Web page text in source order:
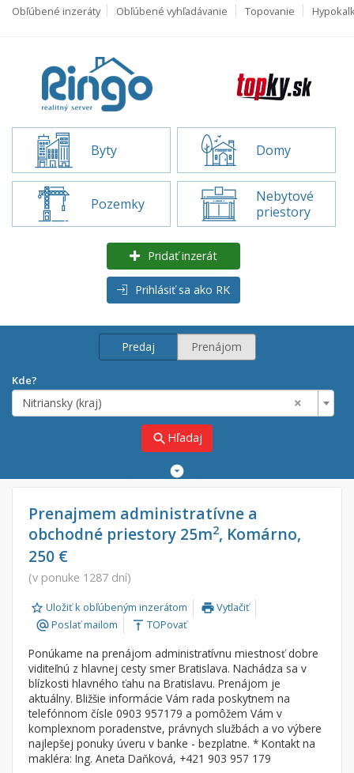
Obľúbené inzeráty Obľúbené vyhľadávanie Topovanie
Byty Domy
Pozemky
Nebytové
priestory
Pridať inzerát
Prihlásiť sa ako RK
Predaj Prenájom
Kde?
×
Nitriansky (kraj)
search Hľadaj
Predaj
Prenájom
Od:
Do:
Lokalita
×
×
Nitriansky (kraj)
Byt
Garsónky
Dvojgarsónky
Dom
Vila
Chalupa
Prenajmem administratívne a
obchodné priestory 25m2, Komárno,
250 €
(v ponuke 1287 dní)
Uložiť k obľúbeným inzerátom printVytlačiť
alternate_emailPoslať mailom vertical_align_top TOPovať
Ponúkame na prenájom administratívnu miestnosť dobre
viditeľnú z hlavnej cesty smer Bratislava. Nachádza sa v
blízkosti hlavného ťahu na Bratislavu. Prenájom je
aktuálny. Bližšie informácie Vám rada poskytnem na
telefónnom čísle 0903 957179 a pomôžem Vám v
komplexnom poradenstve, právnych službách a vo výbere
najlepšej ponuky úveru v banke - bezplatne. * Kontakt na
makléra: Ing. Aneta Daňková, +421 903 957 179